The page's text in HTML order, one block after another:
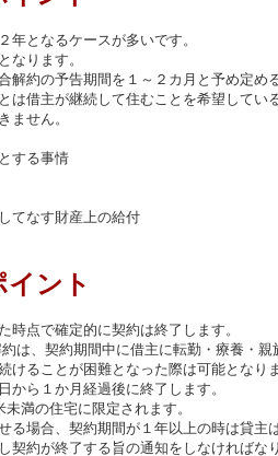
年となるケースが多いです。
なります。
解約の予告期間を１～２カ月と予め定め
は借主が継続して住むことを希望してい
ません。
する事情
てなす財産上の給付
イント
時点で確定的に契約は終了します。
は、契約期間中に借主に転勤・療養・親
ることが困難となった際は可能となりま
ら１か月経過後に終了します。
満の住宅に限定されます。
る場合、契約期間が１年以上の時は貸主
約が終了する旨の通知をしなければなり